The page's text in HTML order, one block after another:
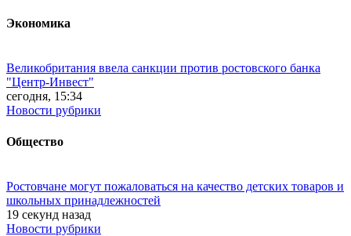
Экономика
Великобритания ввела санкции против ростовского банка
"Центр-Инвест"
сегодня, 15:34
Новости рубрики
Общество
Ростовчане могут пожаловаться на качество детских товаров и
школьных принадлежностей
19 секунд назад
Новости рубрики